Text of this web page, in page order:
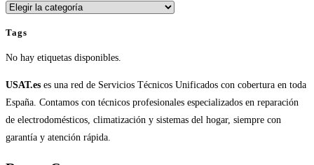
Categorías
Tags
No hay etiquetas disponibles.
USAT.es es una red de Servicios Técnicos Unificados con cobertura en toda
España. Contamos con técnicos profesionales especializados en reparación
de electrodomésticos, climatización y sistemas del hogar, siempre con
garantía y atención rápida.